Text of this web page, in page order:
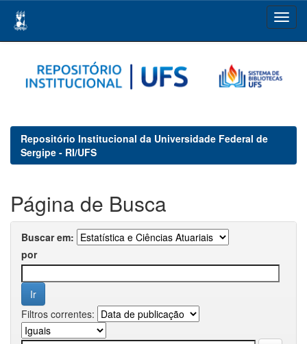
navigation
Repositório Institucional da Universidade Federal de
Sergipe - RI/UFS
Página de Busca
Buscar em:
por
Filtros correntes: